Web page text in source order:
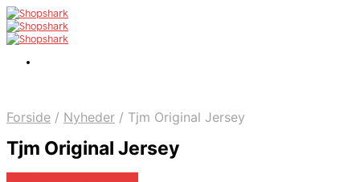
Forside / Nyheder / Tjm Original Jersey
Tjm Original Jersey